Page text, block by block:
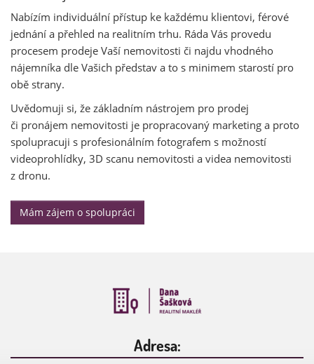
Nabízím individuální přístup ke každému klientovi, férové
jednání a přehled na realitním trhu. Ráda Vás provedu
procesem prodeje Vaší nemovitosti či najdu vhodného
nájemníka dle Vašich představ a to s minimem starostí pro
obě strany.
Uvědomuji si, že základním nástrojem pro prodej
či pronájem nemovitosti je propracovaný marketing a proto
spolupracuji s profesionálním fotografem s možností
videoprohlídky, 3D scanu nemovitosti a videa nemovitosti
z dronu.
Mám zájem o spolupráci
Adresa: